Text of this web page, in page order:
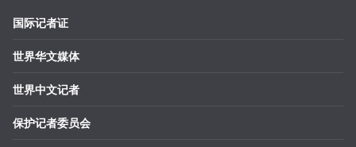
国际记者证
世界华文媒体
世界中文记者
保护记者委员会